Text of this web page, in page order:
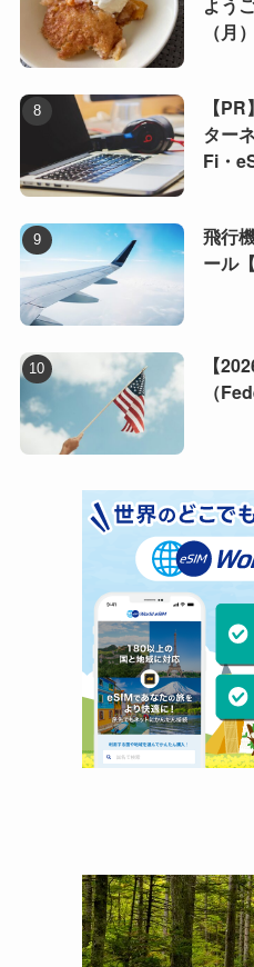
よう
（月
【
ター
Fi・
飛行
ール
【
（